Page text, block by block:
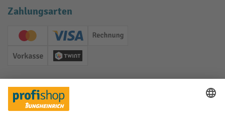
Zahlungsarten
Creditcard (Master)Creditcard (Visa)
Rechnung
Vorkasse Twint
Soziale Netzwerke
Facebook
YouTube
LinkedInInstagram